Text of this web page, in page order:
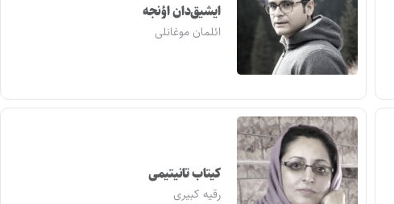
ایشیق‌دان اؤنجه
ائلمان موغانلی
کیتاب تانیتیمی
رقیه کبیری